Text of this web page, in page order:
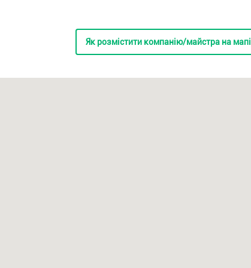
Як розмістити компанію/майстра на мапі